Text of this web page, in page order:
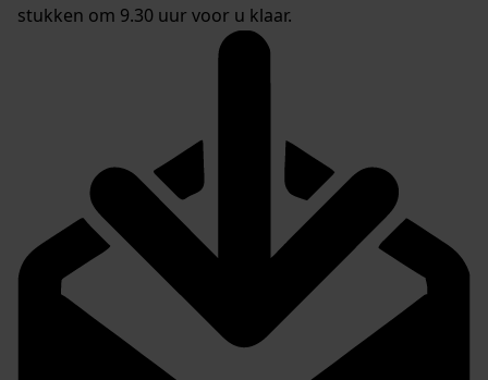
stukken om 9.30 uur voor u klaar.